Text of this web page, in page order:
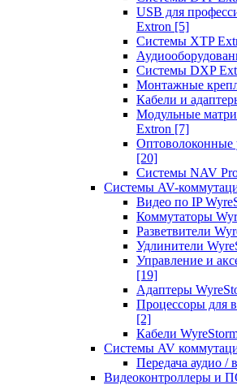
USB для
Extron [5]
Системы XTP
Системы DXP
Монтажные
Кабели и
Модульные
Extron [7]
Оптоволоконные
[20]
Системы NAV
Системы AV-
Видео по IP
Коммутаторы
Разветвители
Удлинители
Управление и
[19]
Адаптеры
Процессоры для
[2]
Кабели
Системы AV
Передача аудио /
Видеоконтроллеры и